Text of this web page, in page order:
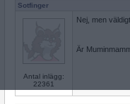
Sotfinger
Antal inlägg:
22361
Nej, men
Är